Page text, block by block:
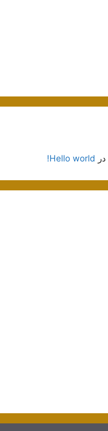
در Hello world!